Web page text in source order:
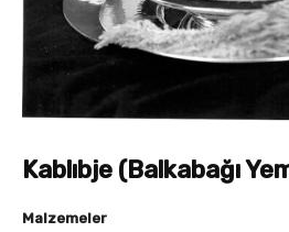
Kablıbje (Balkabağı
Malzemeler